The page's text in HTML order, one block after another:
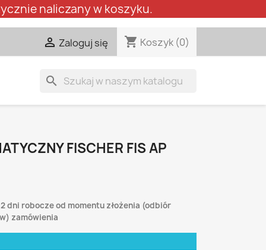
naliczany w koszyku.
 Zaloguj się shopping_cart Koszyk (0)
search
FISCHER FIS AP
dni robocze od momentu złożenia (odbiór
zamówienia